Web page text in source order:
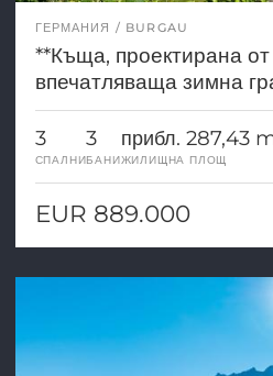
ГЕРМАНИЯ BURGAU
**Къща, проектирана от
впечатляваща зимна
паркоподобен терен**
3
СПАЛНИ
3
БАНИ
прибл. 287,43
ЖИЛИЩНА ПЛОЩ
EUR 889.000